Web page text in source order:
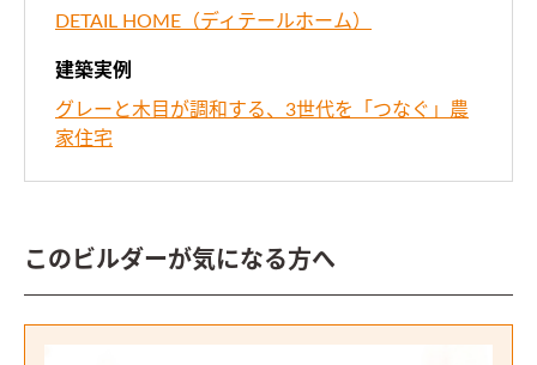
DETAIL HOME（ディテールホーム）
建築実例
グレーと木目が調和する、3世代を「つなぐ」農
家住宅
このビルダーが気になる方へ